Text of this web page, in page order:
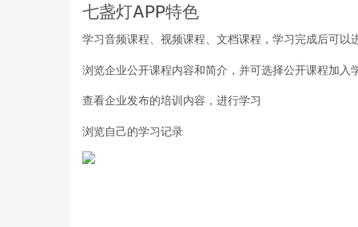
七盏灯APP特色
学习音频课程、视频课程、文档课程，学习完成后可以
浏览企业公开课程内容和简介，并可选择公开课程加入
查看企业发布的培训内容，进行学习
浏览自己的学习记录